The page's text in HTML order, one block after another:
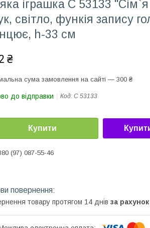
іграшка С 53133
світло, функія запису
h-33 см
₴
сума замовлення на сайті — 300 ₴
до відправки Код: С 53133
Купити
(97) 087-55-46
товару протягом 14 днів за